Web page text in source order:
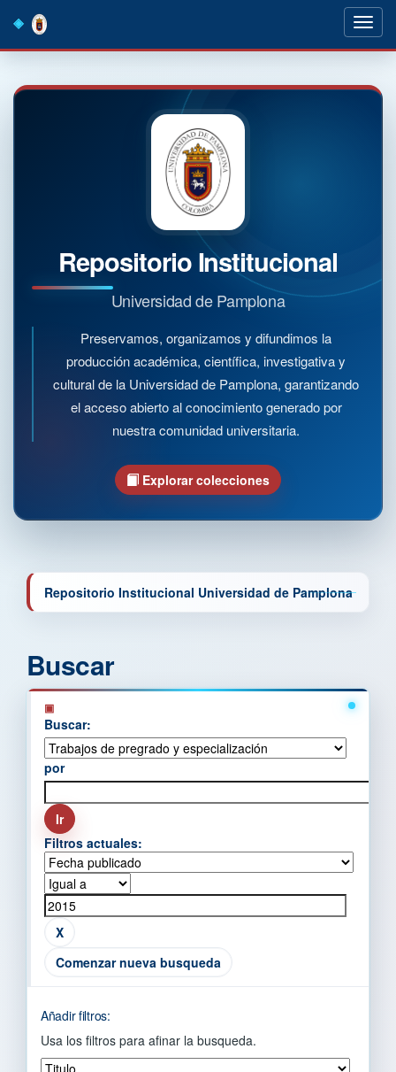
navigation
Repositorio Institucional
Universidad de Pamplona
Preservamos, organizamos y difundimos la
producción académica, científica, investigativa y
cultural de la Universidad de Pamplona, garantizando
el acceso abierto al conocimiento generado por
nuestra comunidad universitaria.
Explorar colecciones
Repositorio Institucional Universidad de Pamplona
Buscar
Buscar:
por
Filtros actuales:
Comenzar nueva busqueda
Añadir filtros:
Usa los filtros para afinar la busqueda.